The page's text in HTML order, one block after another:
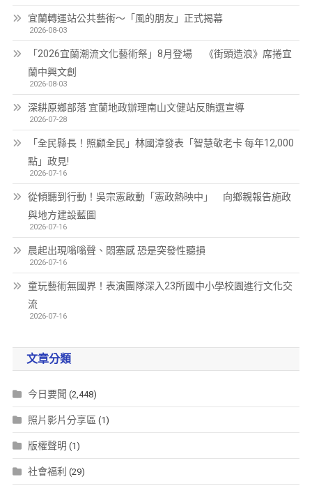
宜蘭轉運站公共藝術～「風的朋友」正式揭幕
2026-08-03
「2026宜蘭潮流文化藝術祭」8月登場 《街頭造浪》席捲宜
蘭中興文創
2026-08-03
深耕原鄉部落 宜蘭地政辦理南山文健站反賄選宣導
2026-07-28
「全民縣長！照顧全民」林國漳發表「智慧敬老卡 每年12,000
點」政見!
2026-07-16
從傾聽到行動！吳宗憲啟動「憲政熱映中」 向鄉親報告施政
與地方建設藍圖
2026-07-16
晨起出現嗡嗡聲、悶塞感 恐是突發性聽損
2026-07-16
童玩藝術無國界！表演團隊深入23所國中小學校園進行文化交
流
2026-07-16
文章分類
今日要聞 (2,448)
照片影片分享區 (1)
版權聲明 (1)
社會福利 (29)